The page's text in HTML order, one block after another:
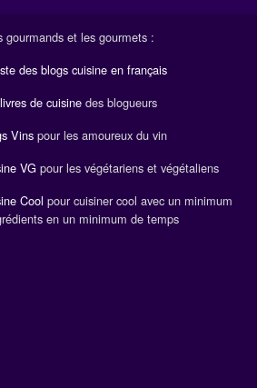
gourmands et les gourmets :
des blogs cuisine en français
de cuisine des blogueurs
Vins pour les amoureux du vin
VG pour les végétariens et végétaliens
Cool pour cuisiner cool avec un minimum
en un minimum de temps